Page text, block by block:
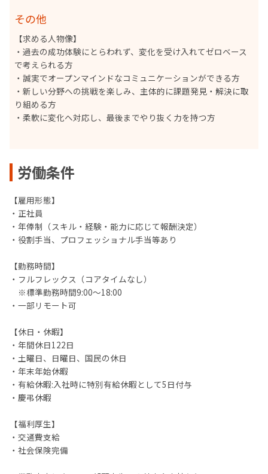
その他
【求める人物像】
・過去の成功体験にとらわれず、変化を受け入れてゼロベース
で考えられる方
・誠実でオープンマインドなコミュニケーションができる方
・新しい分野への挑戦を楽しみ、主体的に課題発見・解決に取
り組める方
・柔軟に変化へ対応し、最後までやり抜く力を持つ方
労働条件
【雇用形態】
・正社員
・年俸制（スキル・経験・能力に応じて報酬決定）
・役割手当、プロフェッショナル手当等あり
【勤務時間】
・フルフレックス（コアタイムなし）
※標準勤務時間9:00～18:00
・一部リモート可
【休日・休暇】
・年間休日122日
・土曜日、日曜日、国民の休日
・年末年始休暇
・有給休暇:入社時に特別有給休暇として5日付与
・慶弔休暇
【福利厚生】
・交通費支給
・社会保険完備